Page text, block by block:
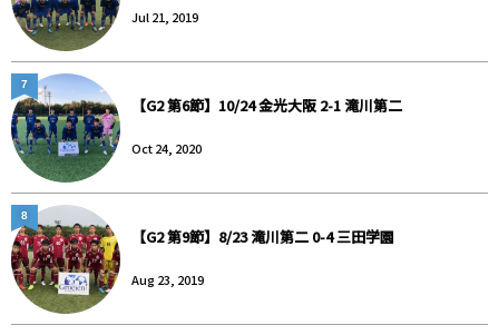
Jul 21, 2019
【G2 第6節】10/24 金光大阪 2-1 滝川第二
Oct 24, 2020
7
【G2 第9節】8/23 滝川第二 0-4 三田学園
Aug 23, 2019
8